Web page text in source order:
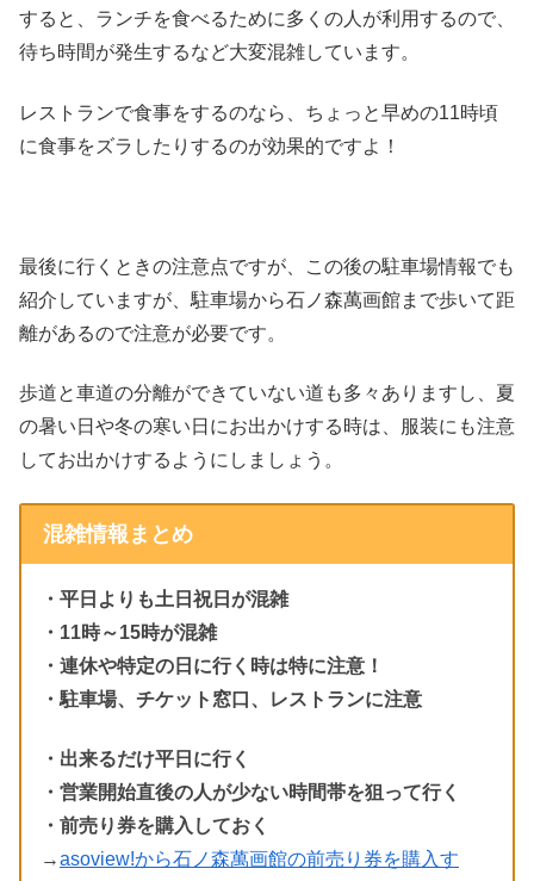
すると、ランチを食べるために多くの人が利用するので、
待ち時間が発生するなど大変混雑しています。
レストランで食事をするのなら、ちょっと早めの11時頃
に食事をズラしたりするのが効果的ですよ！
最後に行くときの注意点ですが、この後の駐車場情報でも
紹介していますが、駐車場から石ノ森萬画館まで歩いて距
離があるので注意が必要です。
歩道と車道の分離ができていない道も多々ありますし、夏
の暑い日や冬の寒い日にお出かけする時は、服装にも注意
してお出かけするようにしましょう。
混雑情報まとめ
・平日よりも土日祝日が混雑
・11時～15時が混雑
・連休や特定の日に行く時は特に注意！
・駐車場、チケット窓口、レストランに注意
・出来るだけ平日に行く
・営業開始直後の人が少ない時間帯を狙って行く
・前売り券を購入しておく
→asoview!から石ノ森萬画館の前売り券を購入す